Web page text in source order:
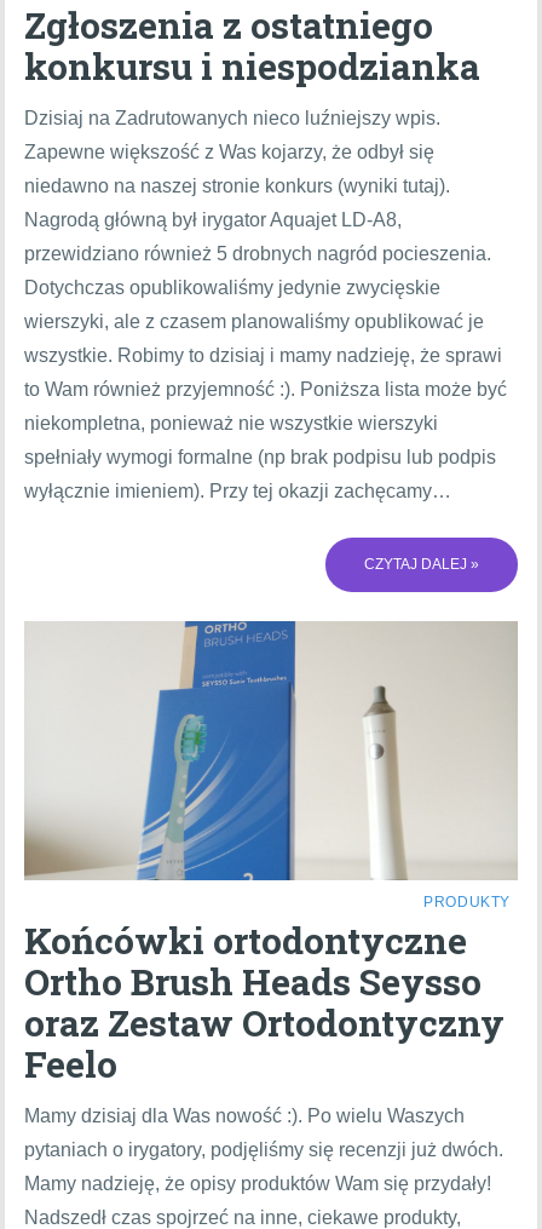
Zgłoszenia z ostatniego
konkursu i niespodzianka
Dzisiaj na Zadrutowanych nieco luźniejszy wpis.
Zapewne większość z Was kojarzy, że odbył się
niedawno na naszej stronie konkurs (wyniki tutaj).
Nagrodą główną był irygator Aquajet LD-A8,
przewidziano również 5 drobnych nagród pocieszenia.
Dotychczas opublikowaliśmy jedynie zwycięskie
wierszyki, ale z czasem planowaliśmy opublikować je
wszystkie. Robimy to dzisiaj i mamy nadzieję, że sprawi
to Wam również przyjemność :). Poniższa lista może być
niekompletna, ponieważ nie wszystkie wierszyki
spełniały wymogi formalne (np brak podpisu lub podpis
wyłącznie imieniem). Przy tej okazji zachęcamy…
CZYTAJ DALEJ »
PRODUKTY
Końcówki ortodontyczne
Ortho Brush Heads Seysso
oraz Zestaw Ortodontyczny
Feelo
Mamy dzisiaj dla Was nowość :). Po wielu Waszych
pytaniach o irygatory, podjęliśmy się recenzji już dwóch.
Mamy nadzieję, że opisy produktów Wam się przydały!
Nadszedł czas spojrzeć na inne, ciekawe produkty,